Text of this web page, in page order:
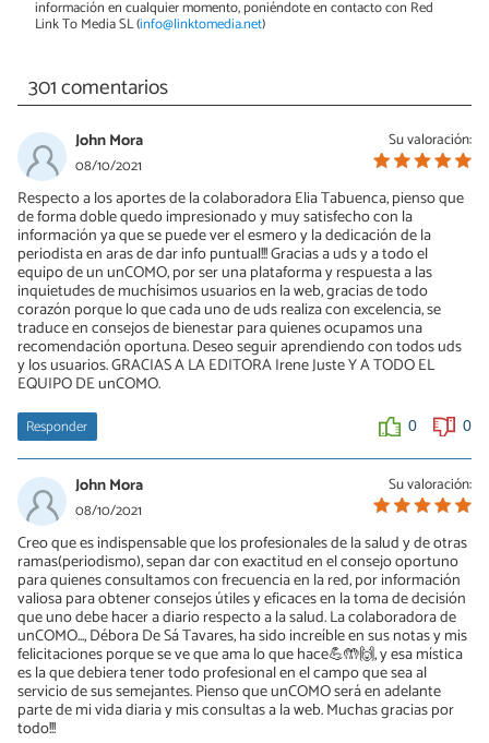
información en cualquier momento, poniéndote en contacto con Red
Link To Media SL (info@linktomedia.net)
301 comentarios
Su valoración:
John Mora
08/10/2021
Respecto a los aportes de la colaboradora Elia Tabuenca, pienso que
de forma doble quedo impresionado y muy satisfecho con la
información ya que se puede ver el esmero y la dedicación de la
periodista en aras de dar info puntual!!! Gracias a uds y a todo el
equipo de un unCOMO, por ser una plataforma y respuesta a las
inquietudes de muchísimos usuarios en la web, gracias de todo
corazón porque lo que cada uno de uds realiza con excelencia, se
traduce en consejos de bienestar para quienes ocupamos una
recomendación oportuna. Deseo seguir aprendiendo con todos uds
y los usuarios. GRACIAS A LA EDITORA Irene Juste Y A TODO EL
EQUIPO DE unCOMO.
Responder 0 0
Su valoración:
John Mora
08/10/2021
Creo que es indispensable que los profesionales de la salud y de otras
ramas(periodismo), sepan dar con exactitud en el consejo oportuno
para quienes consultamos con frecuencia en la red, por información
valiosa para obtener consejos útiles y eficaces en la toma de decisión
que uno debe hacer a diario respecto a la salud. La colaboradora de
unCOMO..., Débora De Sá Tavares, ha sido increíble en sus notas y mis
felicitaciones porque se ve que ama lo que hace💪🤲🙌, y esa mística
es la que debiera tener todo profesional en el campo que sea al
servicio de sus semejantes. Pienso que unCOMO será en adelante
parte de mi vida diaria y mis consultas a la web. Muchas gracias por
todo!!!